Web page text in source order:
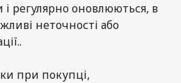
регулярно оновлюються, в
неточності або
при покупці,